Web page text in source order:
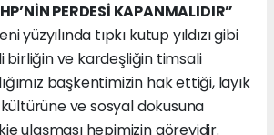
PERDESİ KAPANMALIDIR”
yüzyılında tıpkı kutup yıldızı gibi
birliğin ve kardeşliğin timsali
başkentimizin hak ettiği, layık
ve sosyal dokusuna
ulaşması hepimizin görevidir.